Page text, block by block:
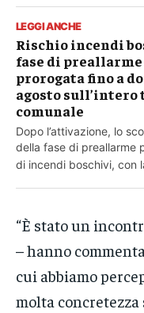
LEGGI ANCHE
Rischio incendi
fase di preallarme
prorogata fino a
agosto
comunale
Dopo l’attivazione, lo
della fase di preallarme
di incendi boschivi, con
“È stato un
– hanno
cui abbiamo
molta